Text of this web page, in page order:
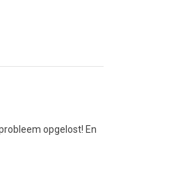
opgelost! En